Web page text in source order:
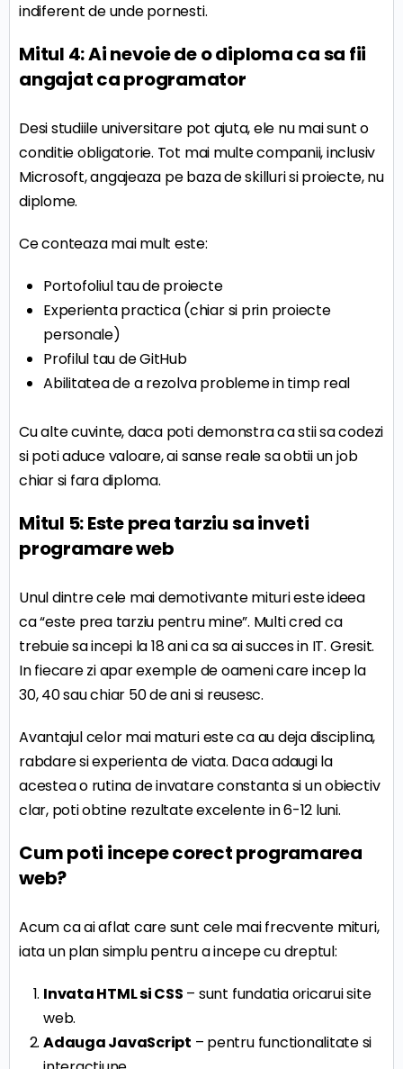
indiferent de unde pornesti.
Mitul 4: Ai nevoie de o diploma ca sa fii
angajat ca programator
Desi studiile universitare pot ajuta, ele nu mai sunt o
conditie obligatorie. Tot mai multe companii, inclusiv
Microsoft, angajeaza pe baza de skilluri si proiecte, nu
diplome.
Ce conteaza mai mult este:
Portofoliul tau de proiecte
Experienta practica (chiar si prin proiecte
personale)
Profilul tau de GitHub
Abilitatea de a rezolva probleme in timp real
Cu alte cuvinte, daca poti demonstra ca stii sa codezi
si poti aduce valoare, ai sanse reale sa obtii un job
chiar si fara diploma.
Mitul 5: Este prea tarziu sa inveti
programare web
Unul dintre cele mai demotivante mituri este ideea
ca “este prea tarziu pentru mine”. Multi cred ca
trebuie sa incepi la 18 ani ca sa ai succes in IT. Gresit.
In fiecare zi apar exemple de oameni care incep la
30, 40 sau chiar 50 de ani si reusesc.
Avantajul celor mai maturi este ca au deja disciplina,
rabdare si experienta de viata. Daca adaugi la
acestea o rutina de invatare constanta si un obiectiv
clar, poti obtine rezultate excelente in 6-12 luni.
Cum poti incepe corect programarea
web?
Acum ca ai aflat care sunt cele mai frecvente mituri,
iata un plan simplu pentru a incepe cu dreptul:
Invata HTML si CSS – sunt fundatia oricarui site
web.
Adauga JavaScript – pentru functionalitate si